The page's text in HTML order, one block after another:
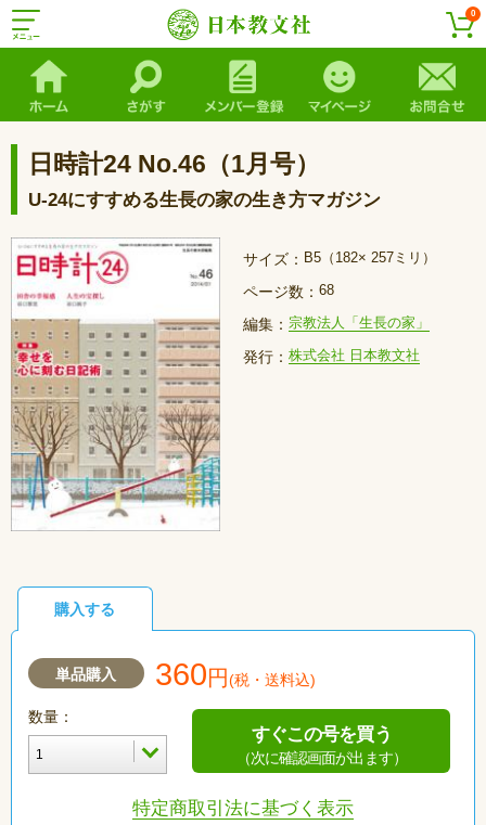
0
日時計24 No.46（1月号）
U-24にすすめる生長の家の生き方マガジン
サイズ： B5（182× 257ミリ）
ページ数： 68
編集： 宗教法人「生長の家」
発行： 株式会社 日本教文社
購入する
単品購入 360円(税・送料込)
数量：
すぐこの号を買う
（次に確認画面が出ます）
特定商取引法に基づく表示